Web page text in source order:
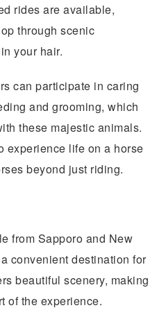
rides are available,
through scenic
your hair.
can participate in caring
and grooming, which
these majestic animals.
experience life on a horse
beyond just riding.
from Sapporo and New
convenient destination for
beautiful scenery, making
of the experience.